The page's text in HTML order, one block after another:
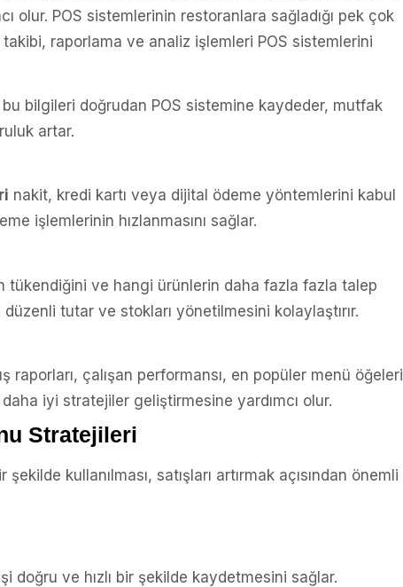
olur. POS sistemlerinin restoranlara sağladığı pek çok
raporlama ve analiz işlemleri POS sistemlerini
bilgileri doğrudan POS sistemine kaydeder, mutfak
artar.
nakit, kredi kartı veya dijital ödeme yöntemlerini kabul
işlemlerinin hızlanmasını sağlar.
tükendiğini ve hangi ürünlerin daha fazla fazla talep
tutar ve stokları yönetilmesini kolaylaştırır.
raporları, çalışan performansı, en popüler menü öğeleri
iyi stratejiler geliştirmesine yardımcı olur.
Stratejileri
kullanılması, satışları artırmak açısından önemli
doğru ve hızlı bir şekilde kaydetmesini sağlar.